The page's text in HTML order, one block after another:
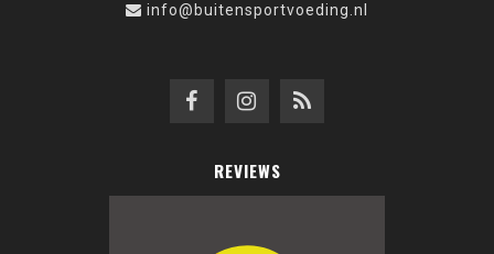
info@buitensportvoeding.nl
REVIEWS